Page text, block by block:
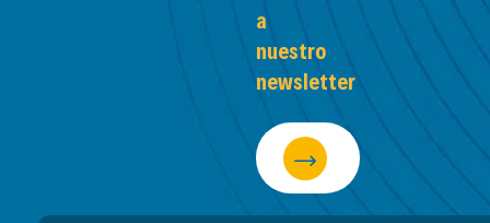
a
nuestro
newsletter